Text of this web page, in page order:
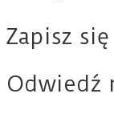
Zapisz
Odwiedź